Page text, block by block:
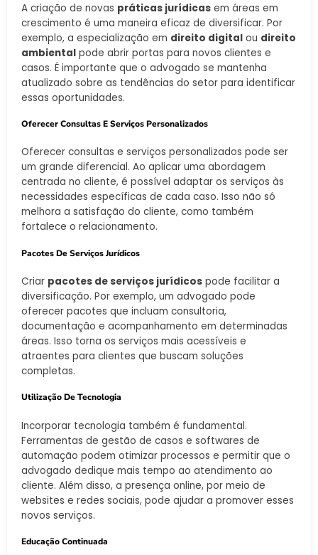
A criação de novas práticas jurídicas em áreas em
crescimento é uma maneira eficaz de diversificar. Por
exemplo, a especialização em direito digital ou direito
ambiental pode abrir portas para novos clientes e
casos. É importante que o advogado se mantenha
atualizado sobre as tendências do setor para identificar
essas oportunidades.
Oferecer Consultas E Serviços Personalizados
Oferecer consultas e serviços personalizados pode ser
um grande diferencial. Ao aplicar uma abordagem
centrada no cliente, é possível adaptar os serviços às
necessidades específicas de cada caso. Isso não só
melhora a satisfação do cliente, como também
fortalece o relacionamento.
Pacotes De Serviços Jurídicos
Criar pacotes de serviços jurídicos pode facilitar a
diversificação. Por exemplo, um advogado pode
oferecer pacotes que incluam consultoria,
documentação e acompanhamento em determinadas
áreas. Isso torna os serviços mais acessíveis e
atraentes para clientes que buscam soluções
completas.
Utilização De Tecnologia
Incorporar tecnologia também é fundamental.
Ferramentas de gestão de casos e softwares de
automação podem otimizar processos e permitir que o
advogado dedique mais tempo ao atendimento ao
cliente. Além disso, a presença online, por meio de
websites e redes sociais, pode ajudar a promover esses
novos serviços.
Educação Continuada